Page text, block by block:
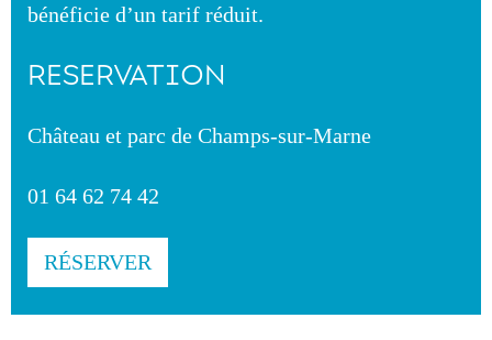
bénéficie d’un tarif réduit.
RESERVATION
Château et parc de Champs-sur-Marne
01 64 62 74 42
RÉSERVER